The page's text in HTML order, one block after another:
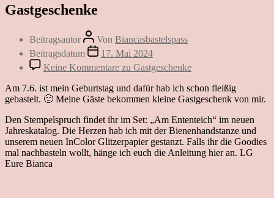
Gastgeschenke
Beitragsautor Von Biancasbastelspass
Beitragsdatum
17. Mai 2024
Keine Kommentare zu Gastgeschenke
Am 7.6. ist mein Geburtstag und dafür hab ich schon fleißig
gebastelt. 🙂 Meine Gäste bekommen kleine Gastgeschenk von mir.
Den Stempelspruch findet ihr im Set: „Am Ententeich“ im neuen
Jahreskatalog. Die Herzen hab ich mit der Bienenhandstanze und
unserem neuen InColor Glitzerpapier gestanzt. Falls ihr die Goodies
mal nachbasteln wollt, hänge ich euch die Anleitung hier an. LG
Eure Bianca